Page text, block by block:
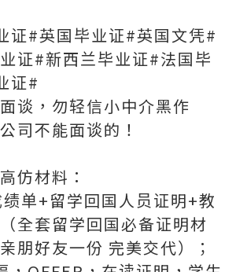
证#英国毕业证#英国文凭#
证#新西兰毕业证#法国毕
证#
谈，勿轻信小中介黑作
司不能面谈的！
仿材料：
单+留学回国人员证明+教
全套留学回国必备证明材
朋好友一份 完美交代）；